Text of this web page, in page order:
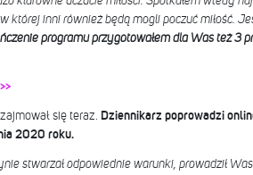
której inni również będą mogli poczuć miłość.
programu przygotowałem dla Was też 3
się teraz. Dziennikarz poprowadzi
2020 roku.
stwarzał odpowiednie warunki, prowadził